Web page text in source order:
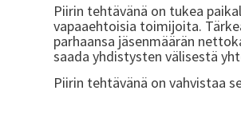
Piirin tehtävänä on tukea
vapaaehtoisia toimijoita.
parhaansa jäsenmäärän
saada yhdistysten välisestä
Piirin tehtävänä on vahvistaa